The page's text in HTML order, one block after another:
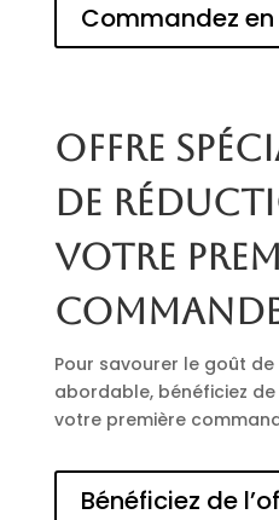
Commandez
Offre
de
votre
Pour savourer le goût de
abordable, bénéficiez de
votre première
Bénéficiez de